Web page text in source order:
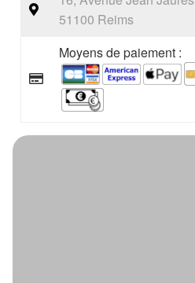
51100 Reims
Moyens de paiement :